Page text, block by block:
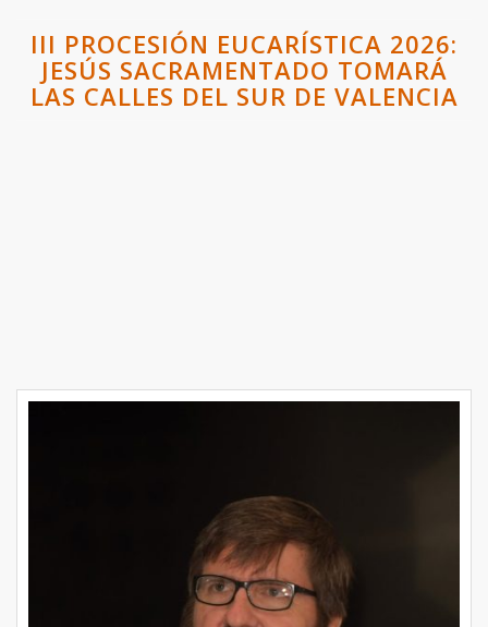
III PROCESIÓN EUCARÍSTICA 2026:
JESÚS SACRAMENTADO TOMARÁ
LAS CALLES DEL SUR DE VALENCIA